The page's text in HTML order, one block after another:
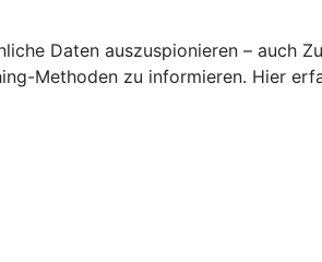
Daten auszuspionieren – auch
Methoden zu informieren. Hier